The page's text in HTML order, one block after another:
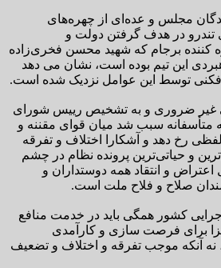
مجلس و عده‌ای از چهره‌های
تندرو در هدف گرفتن دولت و
کننده برجام که شهید محسن فخری‌زاده
این تیم بوده است، نشان می دهد
توسط این عوامل نزدیک شده است.
غیر ضروری و به تشخیص رییس شورای
متأسفانه سبب شد میان قوای مقننه و
رخ دهد و آشکارا اختلاف و تفرقه
و حیاتی‌ترین پرونده نظام در چشم
اعتراض و انتقاد همه دوستداران و
صلاح و فلاح ملت است.
کشور همگی باید در خدمت منافع
برای فرصت سازی و کارآمدی
نه آنکه موجب تفرقه و اختلاف و تضعیف